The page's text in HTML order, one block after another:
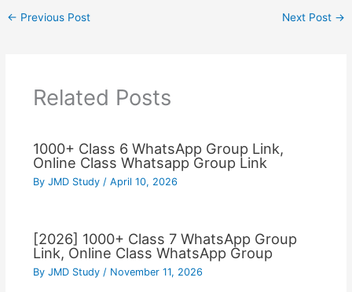
← Previous Post Next Post →
Related Posts
1000+ Class 6 WhatsApp Group Link,
Online Class Whatsapp Group Link
By JMD Study / April 10, 2026
[2026] 1000+ Class 7 WhatsApp Group
Link, Online Class WhatsApp Group
By JMD Study / November 11, 2026